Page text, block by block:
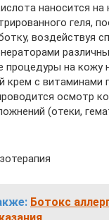
наносится
геля,
воздействуя
процедуры на кожу
крем с витаминами
осмотр
(отеки,
Ботокс